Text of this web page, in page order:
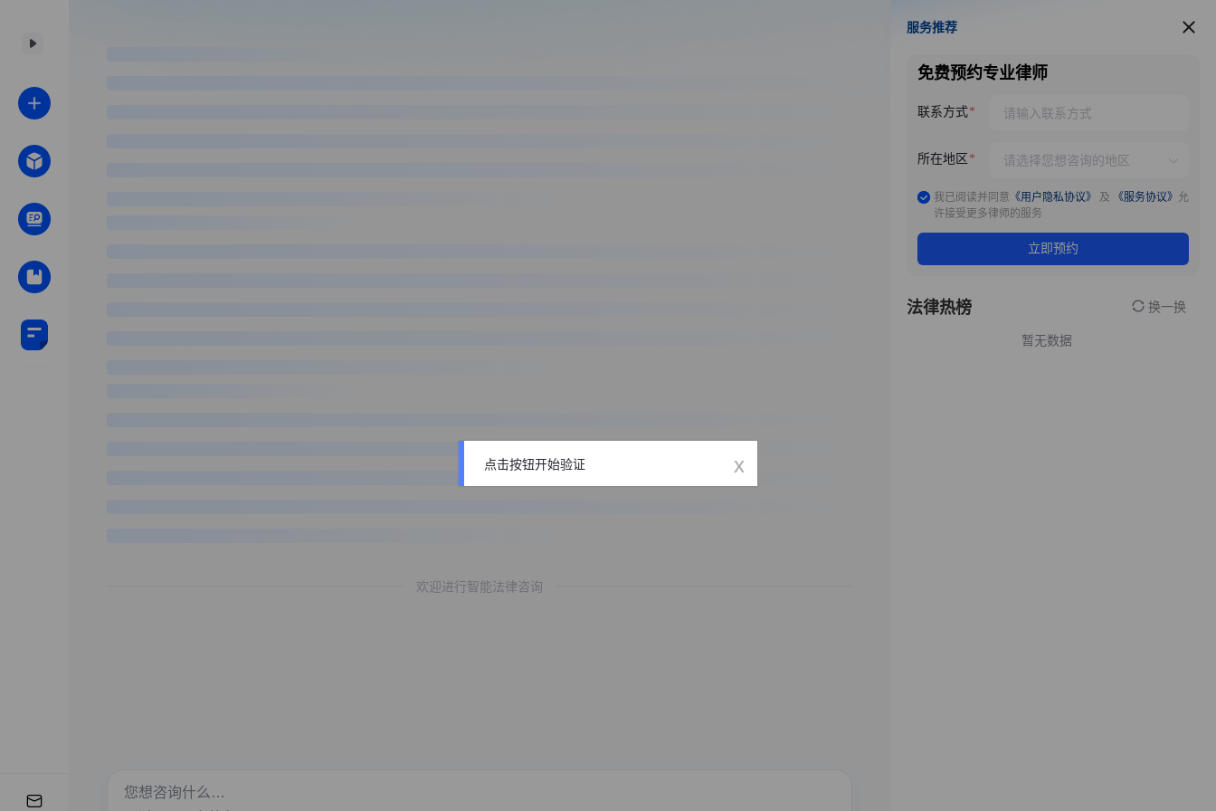
欢迎进行智能法律咨询
服务推荐
服务推荐
免费预约专业律师
联系方式
所在地区
我已阅读并同意 《用户隐私协议》 及 《服务协议》 允
许接受更多律师的服务
立即预约
法律热榜 换一换
暂无数据
点击按钮开始验证 x